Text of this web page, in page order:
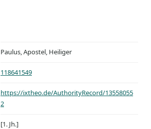
Paulus, Apostel, Heiliger
118641549
https://ixtheo.de/AuthorityRecord/13558055
2
[1. Jh.]